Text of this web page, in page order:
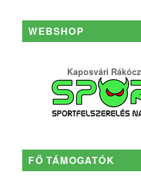
WEBSHOP
Kaposvári
FŐ TÁMOGATÓK